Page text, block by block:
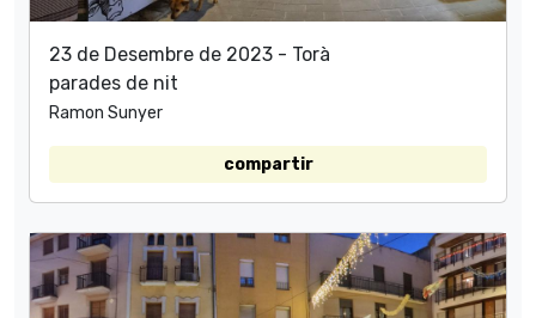
23 de Desembre de 2023 - Torà
parades de nit
Ramon Sunyer
compartir